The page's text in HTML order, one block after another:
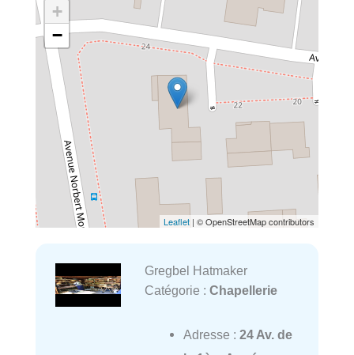
+
−
Leaflet | © OpenStreetMap contributors
Gregbel Hatmaker
Catégorie : Chapellerie
Adresse : 24 Av. de